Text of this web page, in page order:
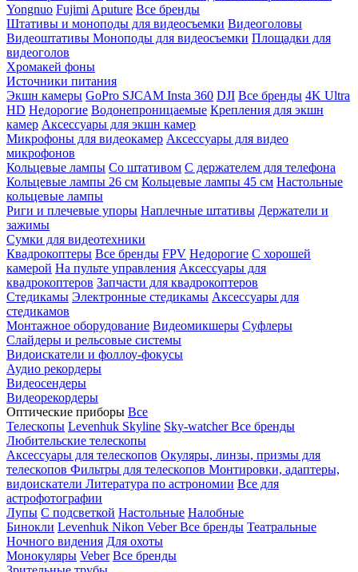
Yongnuo Fujimi Aputure Все бренды
Штативы и моноподы для видеосъемки Видеоголовы
Видеоштативы Моноподы для видеосъемки Площадки для
видеоголов
Хромакей фоны
Источники питания
Экшн камеры GoPro SJCAM Insta 360 DJI Все бренды 4K Ultra
HD Недорогие Водонепроницаемые Крепления для экшн
камер Аксессуары для экшн камер
Микрофоны для видеокамер Аксессуары для видео
микрофонов
Кольцевые лампы Со штативом C держателем для телефона
Кольцевые лампы 26 см Кольцевые лампы 45 см Настольные
кольцевые лампы
Риги и плечевые упоры Наплечные штативы Держатели и
зажимы
Сумки для видеотехники
Квадрокоптеры Все бренды FPV Недорогие С хорошей
камерой На пульте управления Аксессуары для
квадрокоптеров Запчасти для квадрокоптеров
Стедикамы Электронные стедикамы Аксессуары для
стедикамов
Монтажное оборудование Видеомикшеры Суфлеры
Слайдеры и рельсовые системы
Видоискатели и фоллоу-фокусы
Аудио рекордеры
Видеосендеры
Видеорекордеры
Оптические приборы Все
Телескопы Levenhuk Skyline Sky-watcherВсе бренды
Любительские телескопы
Аксессуары для телескопов Окуляры, линзы, призмы для
телескопов Фильтры для телескопов Монтировки, адаптеры,
видоискатели Литература по астрономии Все для
астрофотографии
Лупы С подсветкой Настольные Налобные
Бинокли Levenhuk Nikon VeberВсе бренды Театральные
Ночного видения Для охоты
Монокуляры Veber Все бренды